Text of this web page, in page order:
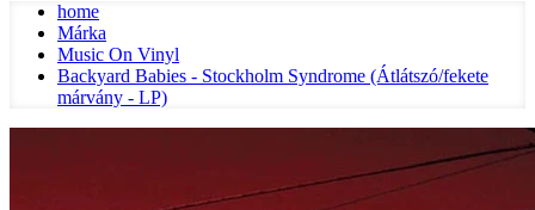
home
Márka
Music On Vinyl
Backyard Babies - Stockholm Syndrome (Átlátszó/fekete
márvány - LP)